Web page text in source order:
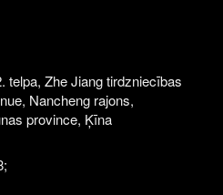
telpa, Zhe Jiang tirdzniecības
Nancheng rajons,
province, Ķīna